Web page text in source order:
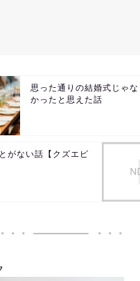
思った通りの結婚式じゃな
かったと思えた話
がない話【クズエピ